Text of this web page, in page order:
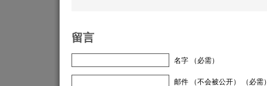
留言
名字 （必需）
邮件 （不会被公开） （必需